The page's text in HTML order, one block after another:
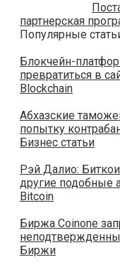
партнерская
Популярные
Блокчейн-
превратиться в
Blockchain
Абхазские
попытку
Бизнес статьи
Рэй Далио:
другие подобные
Bitcoin
Биржа Coinone
Биржи